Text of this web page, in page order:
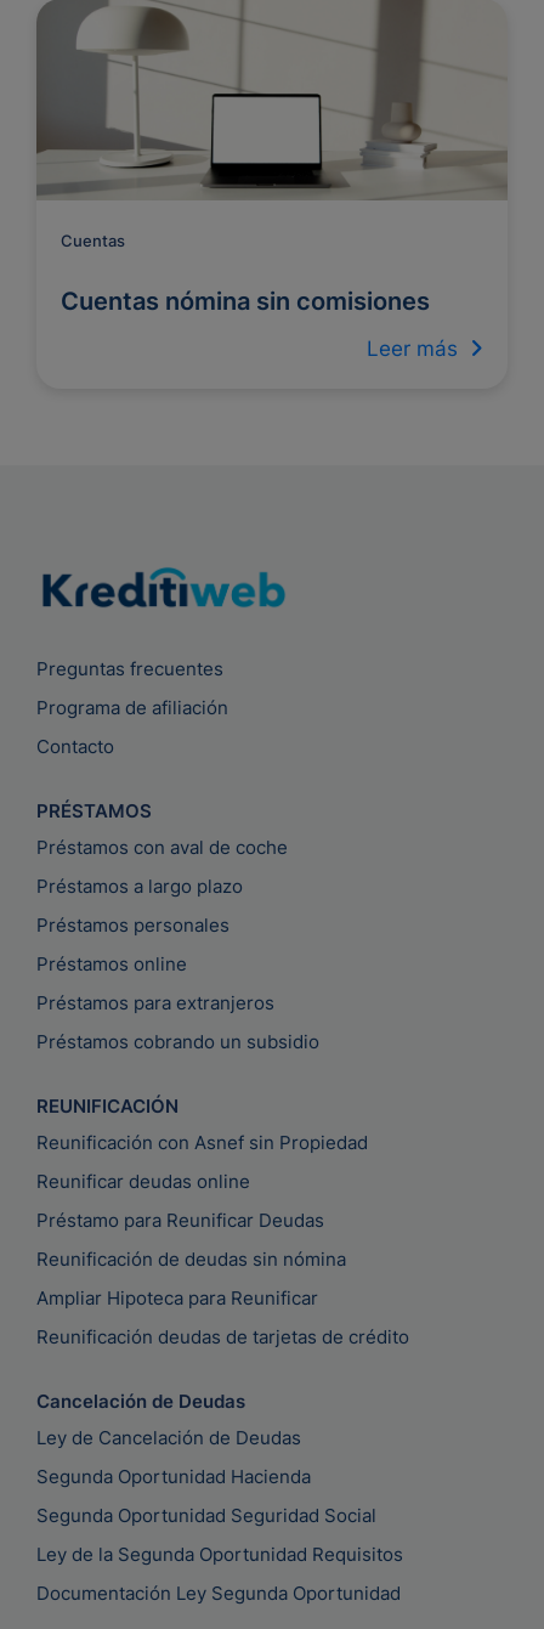
Cuentas
Cuentas nómina sin comisiones
Leer más
Preguntas frecuentes
Programa de afiliación
Contacto
PRÉSTAMOS
Préstamos con aval de coche
Préstamos a largo plazo
Préstamos personales
Préstamos online
Préstamos para extranjeros
Préstamos cobrando un subsidio
REUNIFICACIÓN
Reunificación con Asnef sin Propiedad
Reunificar deudas online
Préstamo para Reunificar Deudas
Reunificación de deudas sin nómina
Ampliar Hipoteca para Reunificar
Reunificación deudas de tarjetas de crédito
Cancelación de Deudas
Ley de Cancelación de Deudas
Segunda Oportunidad Hacienda
Segunda Oportunidad Seguridad Social
Ley de la Segunda Oportunidad Requisitos
Documentación Ley Segunda Oportunidad